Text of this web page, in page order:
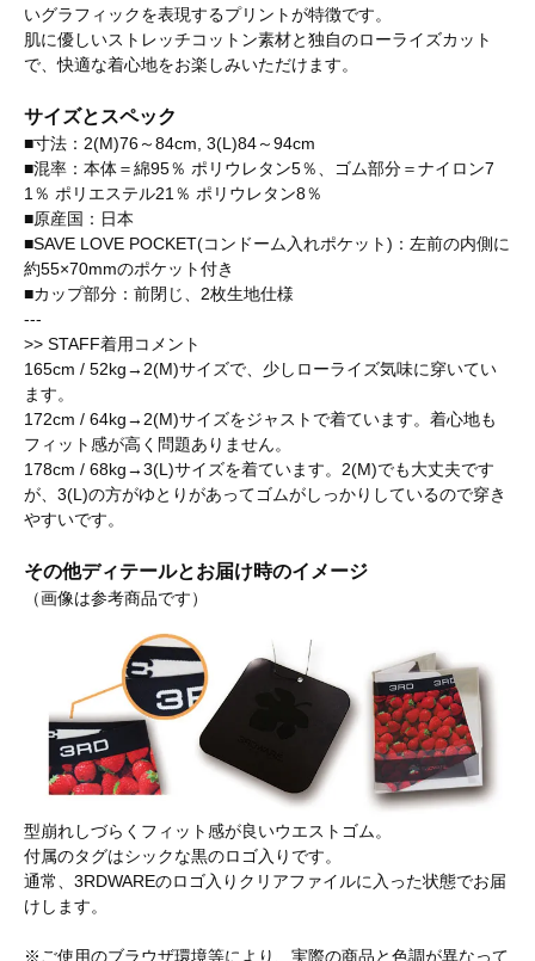
いグラフィックを表現するプリントが特徴です。
肌に優しいストレッチコットン素材と独自のローライズカット
で、快適な着心地をお楽しみいただけます。
サイズとスペック
■寸法：2(M)76～84cm, 3(L)84～94cm
■混率：本体＝綿95％ ポリウレタン5％、ゴム部分＝ナイロン7
1％ ポリエステル21％ ポリウレタン8％
■原産国：日本
■SAVE LOVE POCKET(コンドーム入れポケット)：左前の内側に
約55×70mmのポケット付き
■カップ部分：前閉じ、2枚生地仕様
---
>> STAFF着用コメント
165cm / 52kg→2(M)サイズで、少しローライズ気味に穿いてい
ます。
172cm / 64kg→2(M)サイズをジャストで着ています。着心地も
フィット感が高く問題ありません。
178cm / 68kg→3(L)サイズを着ています。2(M)でも大丈夫です
が、3(L)の方がゆとりがあってゴムがしっかりしているので穿き
やすいです。
その他ディテールとお届け時のイメージ
（画像は参考商品です）
型崩れしづらくフィット感が良いウエストゴム。
付属のタグはシックな黒のロゴ入りです。
通常、3RDWAREのロゴ入りクリアファイルに入った状態でお届
けします。
※ご使用のブラウザ環境等により、実際の商品と色調が異なって